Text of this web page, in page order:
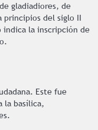
gladiadiores, de
principios del siglo II
indica la inscripción de
Este fue
la basílica,